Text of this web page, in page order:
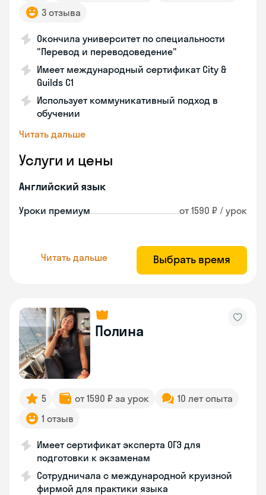
3 отзыва
Окончила университет по специальности
"Перевод и переводоведение"
Имеет международный сертификат City &
Guilds C1
Использует коммуникативный подход в
обучении
Читать дальше
Услуги и цены
Английский язык
Уроки премиум от 1590 ₽ / урок
Читать дальше Выбрать время
Полина
5 от 1590 ₽ за урок
10 лет опыта
1 отзыв
Имеет сертификат эксперта ОГЭ для
подготовки к экзаменам
Сотрудничала с международной круизной
фирмой для практики языка